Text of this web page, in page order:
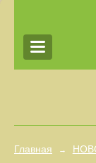
Главная →